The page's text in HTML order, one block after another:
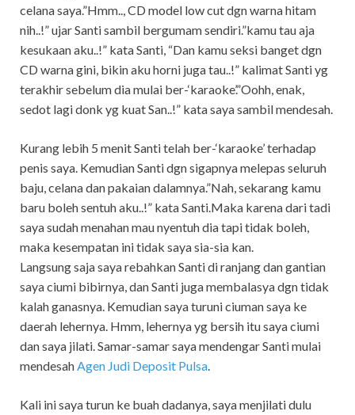
celana saya.”Hmm.., CD model low cut dgn warna hitam
nih..!” ujar Santi sambil bergumam sendiri.”kamu tau aja
kesukaan aku..!” kata Santi, “Dan kamu seksi banget dgn
CD warna gini, bikin aku horni juga tau..!” kalimat Santi yg
terakhir sebelum dia mulai ber-‘karaoke’.”Oohh, enak,
sedot lagi donk yg kuat San..!” kata saya sambil mendesah.
Kurang lebih 5 menit Santi telah ber-‘karaoke’ terhadap
penis saya. Kemudian Santi dgn sigapnya melepas seluruh
baju, celana dan pakaian dalamnya.”Nah, sekarang kamu
baru boleh sentuh aku..!” kata Santi.Maka karena dari tadi
saya sudah menahan mau nyentuh dia tapi tidak boleh,
maka kesempatan ini tidak saya sia-sia kan.
Langsung saja saya rebahkan Santi di ranjang dan gantian
saya ciumi bibirnya, dan Santi juga membalasya dgn tidak
kalah ganasnya. Kemudian saya turuni ciuman saya ke
daerah lehernya. Hmm, lehernya yg bersih itu saya ciumi
dan saya jilati. Samar-samar saya mendengar Santi mulai
mendesah Agen Judi Deposit Pulsa
Kali ini saya turun ke buah dadanya, saya menjilati dulu